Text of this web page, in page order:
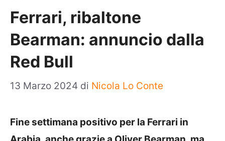
Ferrari, ribaltone
Bearman: annuncio dalla
Red Bull
13 Marzo 2024 di Nicola Lo Conte
Fine settimana positivo per la Ferrari in